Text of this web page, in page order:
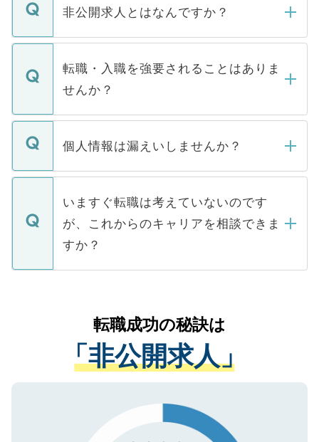
登録内容を確認し、その後メールもしくは
ます。通常、5営業日以内にはご連絡をせて
いただきますので、しばらくお待ちくださ
い。
非公開求人とはなんですか？
マイナビDOCTORで取り扱っている求人の
うち約3割は、Webサイトからご覧いただ
けない「非公開求人」です。非公開求人は
下記の理由によって、一般には公開してい
ません。
■応募殺到を避けるため 人気のある医療機
関を公にしてしまうと、応募が殺到する場
に、医療機関が求める条件に合った人材の
みを人材紹介会社に依頼するケースが増え
ています。
転職・入職を強要されることはありま
せんか？
転職・入職を強要することは一切ありませ
ん。また、仮に応募先から内定をいただい
定を承諾する必要はありません。内定先へ
の辞退の連絡はキャリアパートナーが行い
ますので、ご安心ください。
個人情報は漏えいしませんか？
個人情報が漏えいすることはありませんの
で、ご安心ください。当サイトからの登録
などで収集したご登録者様の個人情報は、
ご本人のキャリアアップおよび転職活動の
支援を目的に使用いたします。お預かりし
ているすべての個人データはご本人の許可
は、個人情報の取り扱いについての厳密な
管理基準を満たした事業者のみに付与され
る、プライバシーマークを取得済みです。
ご登録いただいた個人情報は、SSL（デー
で、機密保持に関してもご安心ください。
いますぐ転職は考えていないのです
が、これからのキャリアを相談できま
すか？
かがいして、現在の医療機関の状況や紹介
経験をまじえながら、適切なアドバイスを
させていただきます。すぐにご転職をされ
ない方には、長期的なサポートが可能です
ので、まずはご登録ください。
転職成功の秘訣は
「非公開求人」